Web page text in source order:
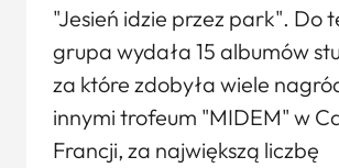
"Jesień idzie przez park". Do
grupa wydała 15 albumów
za które zdobyła wiele
innymi trofeum "MIDEM" w
Francji, za największą liczbę